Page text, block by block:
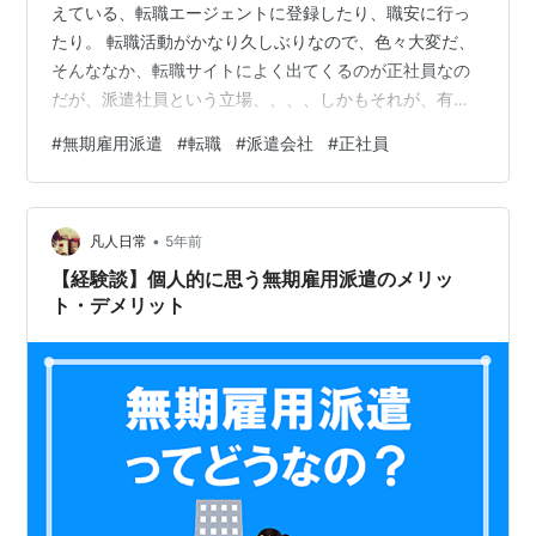
えている、転職エージェントに登録したり、職安に行っ
たり。 転職活動がかなり久しぶりなので、色々大変だ、
そんななか、転職サイトによく出てくるのが正社員なの
だが、派遣社員という立場、、、、しかもそれが、有期
があることを知らなかった、そうそれは派遣会社に正社
員として雇われるのであるが、その会社から別の会社に
派遣されるのである、こっちで正社員だが、働く会社で
は派遣社員、、、しかも普通の派遣と違って、期間の定
めがないのである、普通派遣は３年と決まっている。
が、しかしこの無期雇用派遣、メリットデメリット…
#無期雇用派遣 #転職 #派遣会社 #正社員
凡人日常 • 5年前
【経験談】個人的に思う無期雇用派遣のメリッ
ト・デメリット